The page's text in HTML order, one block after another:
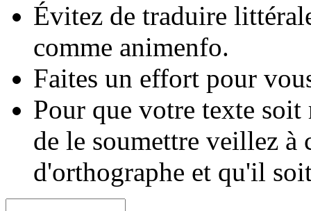
Évitez de traduire
comme animenfo.
Faites un effort pour
Pour que votre texte
de le soumettre veillez à
d'orthographe et qu'il